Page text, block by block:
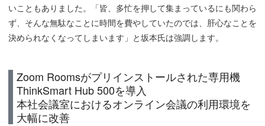
いこともありました。「皆、多忙を押して集まっているにも関わら
ず、そんな無駄なことに時間を費やしていたのでは、肝心なことを
決められなくなってしまいます」と坂本氏は強調します。
Zoom Roomsがプリインストールされた専用機
ThinkSmart Hub 500を導入
本社会議室におけるオンライン会議の利用環境を
大幅に改善